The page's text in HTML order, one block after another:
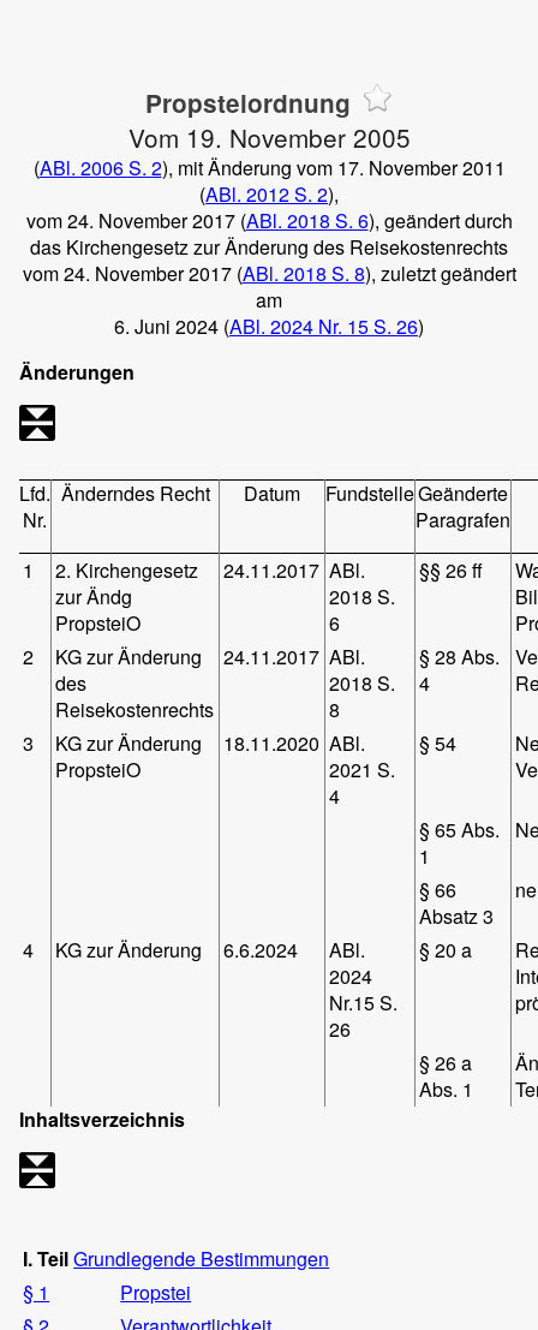
Propsteiordnung
Vom 19. November 2005
(ABl. 2006 S. 2), mit Änderung vom 17. November 2011
(ABl. 2012 S. 2),
vom 24. November 2017 (ABl. 2018 S. 6), geändert durch
das Kirchengesetz zur Änderung des Reisekostenrechts
vom 24. November 2017 (ABl. 2018 S. 8), zuletzt geändert
am
6. Juni 2024 (ABl. 2024 Nr. 15 S. 26)
Änderungen
Lfd.
Nr.
Änderndes Recht Datum FundstelleGeänderte
Paragrafen
1
2. Kirchengesetz
zur Ändg
PropsteiO
24.11.2017 ABl.
2018 S.
6
§§ 26 ff
2
KG zur Änderung
des
Reisekostenrechts
24.11.2017 ABl.
2018 S.
8
§ 28 Abs.
4
3
KG zur Änderung
PropsteiO
18.11.2020 ABl.
2021 S.
4
§ 54
§ 65 Abs.
1
§ 66
Absatz 3
4 KG zur Änderung 6.6.2024
ABl.
2024
Nr.15 S.
26
§ 20 a
§ 26 a
Abs. 1
Inhaltsverzeichnis
I. TeilGrundlegende Bestimmungen
§ 1
Propstei